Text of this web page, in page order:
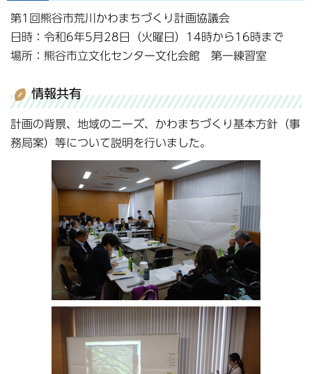
第1回熊谷市荒川かわまちづくり計画協議会
日時：令和6年5月28日（火曜日）14時から16時まで
場所：熊谷市立文化センター文化会館 第一練習室
情報共有
計画の背景、地域のニーズ、かわまちづくり基本方針（事
務局案）等について説明を行いました。